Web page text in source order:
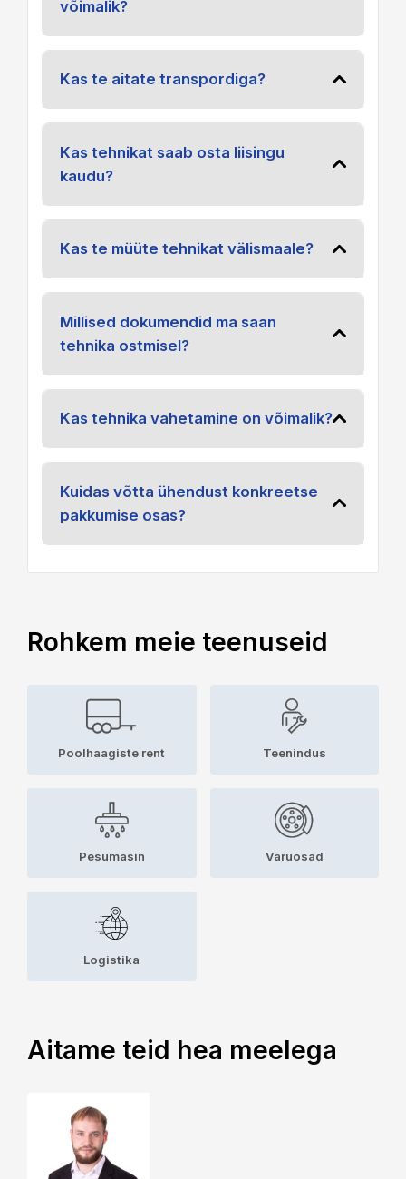
võimalik?
Kas te aitate transpordiga?
Kas tehnikat saab osta liisingu
kaudu?
Kas te müüte tehnikat välismaale?
Millised dokumendid ma saan
tehnika ostmisel?
Kas tehnika vahetamine on võimalik?
Kuidas võtta ühendust konkreetse
pakkumise osas?
Rohkem meie teenuseid
Poolhaagiste rent Teenindus
Pesumasin Varuosad
Logistika
Aitame teid hea meelega